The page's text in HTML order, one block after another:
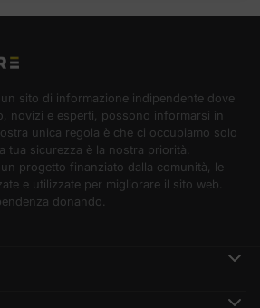
sito di informazione indipendente dove
novizi e esperti, possono informarsi in
unica regola è che ci occupiamo solo
tua sicurezza è la nostra priorità.
progetto finanziato dalla comunità, le
e utilizzate per migliorare il sito web.
donando.